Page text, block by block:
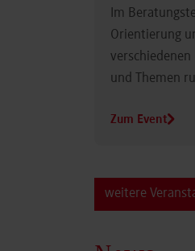
Im
Orientierung
verschiedenen
und Themen
Zum Event
weitere